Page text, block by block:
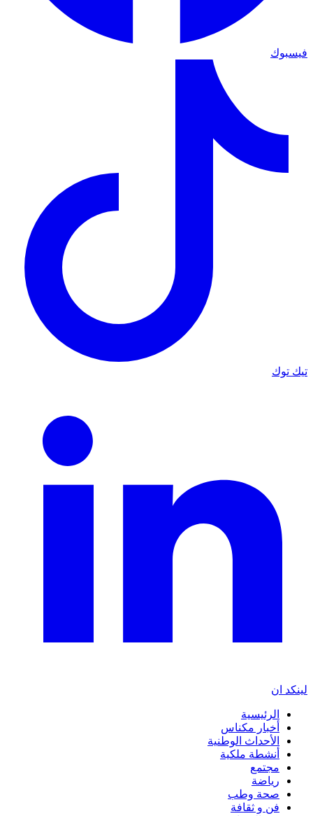
فيسبوك
تيك توك
لينكد ان
الرئيسية
أخبار مكناس
الأحداث الوطنية
أنشطة ملكية
مجتمع
رياضة
صحة وطب
فن و ثقافة